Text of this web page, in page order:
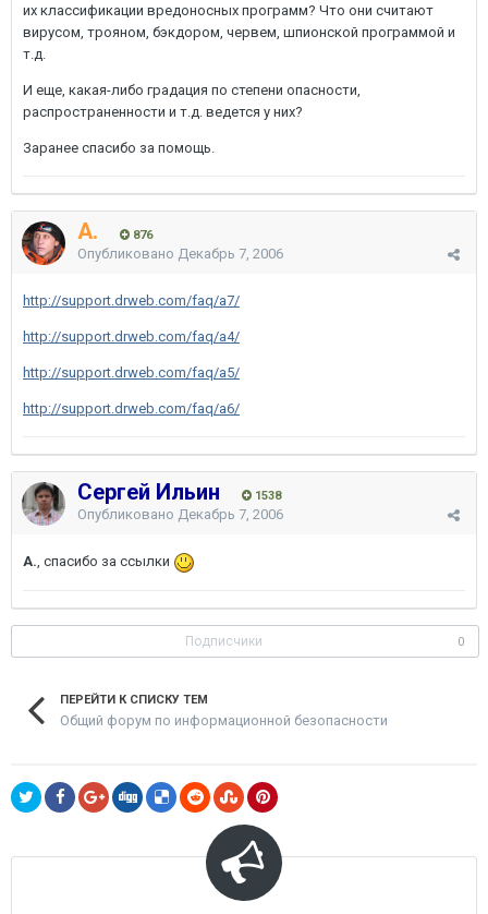
их классификации вредоносных программ? Что они считают
вирусом, трояном, бэкдором, червем, шпионской программой и
т.д.
И еще, какая-либо градация по степени опасности,
распространенности и т.д. ведется у них?
Заранее спасибо за помощь.
A. 876
Опубликовано Декабрь 7, 2006
http://support.drweb.com/faq/a7/
http://support.drweb.com/faq/a4/
http://support.drweb.com/faq/a5/
http://support.drweb.com/faq/a6/
Сергей Ильин 1538
Опубликовано Декабрь 7, 2006
A., спасибо за ссылки
Подписчики 0
ПЕРЕЙТИ К СПИСКУ ТЕМ
Общий форум по информационной безопасности